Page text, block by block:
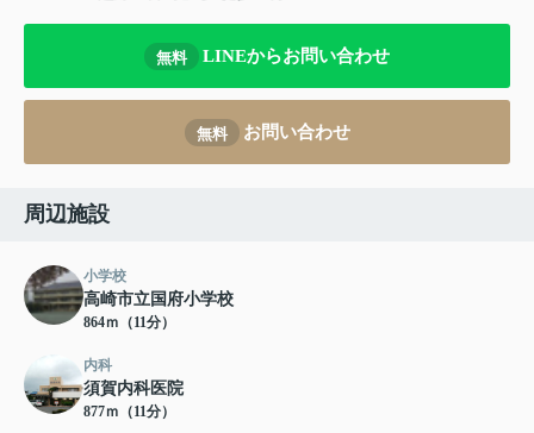
無料 LINEからお問い合わせ
無料 お問い合わせ
周辺施設
小学校
高崎市立国府小学校
864ｍ（11分）
内科
須賀内科医院
877ｍ（11分）